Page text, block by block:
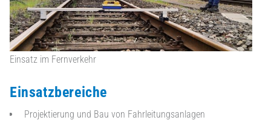
Einsatz im Fernverkehr
Einsatzbereiche
Projektierung und Bau von Fahrleitungsanlagen